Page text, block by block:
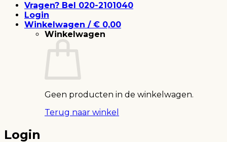
Vragen? Bel 020-2101040
Login
Winkelwagen / € 0,00
Winkelwagen
Geen producten in de winkelwagen.
Terug naar winkel
Login